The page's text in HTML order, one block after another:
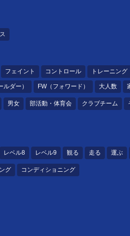
フェイント コントロール トレーニング
ルダー） FW（フォワード） 大人数
男女 部活動・体育会 クラブチーム
レベル8 レベル9 観る 走る 運ぶ
グ コンディショニング